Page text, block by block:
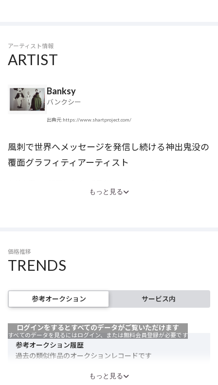
肉を込めている。
資本主義下では、TESCOのような大手企業の拡大が進むと市場を
肥大化した企業はまるで「国家」のように強力な存在となる。
「国家の旗」として見立てたTESCOのビニール袋に、子どもたち
が忠誠を誓う姿を描くことで、巨大企業が人々を盲目的にしてし
まう危惧を表現している。
いて一貫して発信されるメッセージであり、作品を構成する重要
な要素。《Very Little Helps》は、政治的なメッセージをアートへ
アーティスト情報
ARTIST
Banksy
バンクシー
出典元:https://www.shartproject.com/
風刺で世界へメッセージを発信し続ける神出鬼没の
覆面グラフィティアーティスト
を描いたり、自作を美術館に無断展示する覆面アーティスト。
の人に愛されている。政治的メッセージを含む作品が多く、世界
各地にゲリラ的に出没して作品を残している。日本では2019年に
が発見され、騒動になったのも記憶に新しい。
高額で売買される現代アートの世界には一貫して批判的な態度を
る。2018年の「シュレッダー事件」では自身の作品が落札された
瞬間に作品がシュレッダーにかけられるという衝撃的な報道で世
界を騒がせた。これを機にバンクシーの名は普段アートに関わら
地位を不動のものとし、2021年にはコロナ禍で医療従事者を称賛
もっと見る
価格推移
TRENDS
参考オークション サービス内
ログインをするとすべてのデータがご覧いただけます
すべてのデータを見るにはログイン、または無料会員登録が必要です
参考オークション履歴
過去の類似作品のオークションレコードです
作品名もっと見る